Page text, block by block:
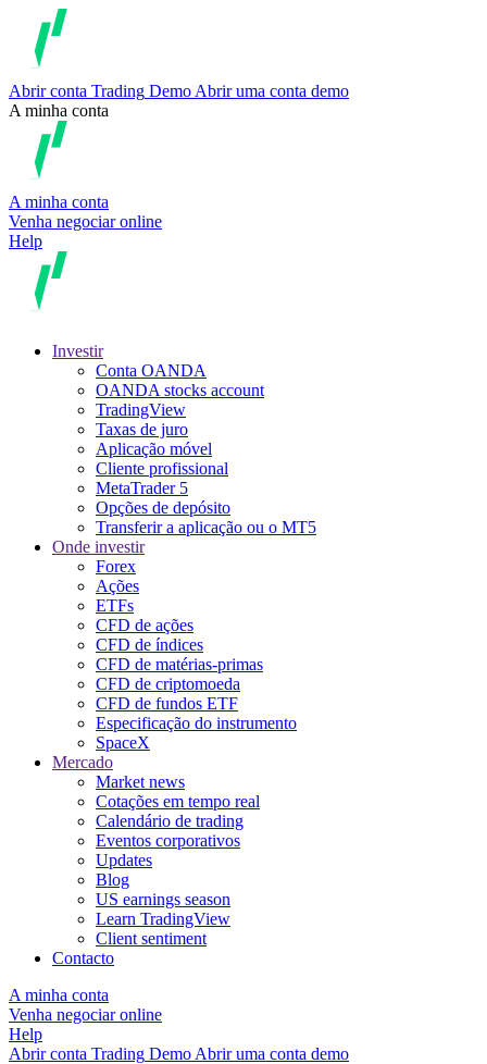
Abrir conta Trading Demo Abrir uma conta demo
A minha conta
A minha conta
Venha negociar online
Help
Investir
Conta OANDA
OANDA stocks account
TradingView
Taxas de juro
Aplicação móvel
Cliente profissional
MetaTrader 5
Opções de depósito
Transferir a aplicação ou o MT5
Onde investir
Forex
Ações
ETFs
CFD de ações
CFD de índices
CFD de matérias-primas
CFD de criptomoeda
CFD de fundos ETF
Especificação do instrumento
SpaceX
Mercado
Market news
Cotações em tempo real
Calendário de trading
Eventos corporativos
Updates
Blog
US earnings season
Learn TradingView
Client sentiment
Contacto
A minha conta
Venha negociar online
Help
Abrir conta Trading Demo Abrir uma conta demo